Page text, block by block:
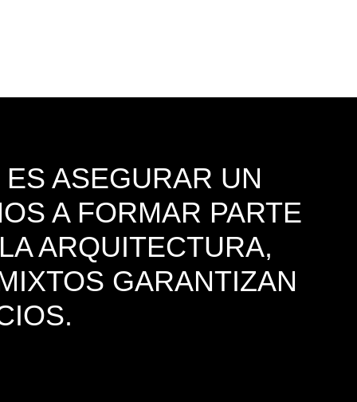
ASEGURAR UN
A FORMAR PARTE
ARQUITECTURA,
GARANTIZAN